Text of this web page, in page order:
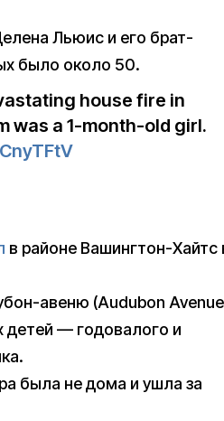
Льюис и его брат-
было около 50.
house fire in
was a 1-month-old girl.
в районе Вашингтон-Хайтс
авеню (Audubon
детей — годовалого и
была не дома и ушла за